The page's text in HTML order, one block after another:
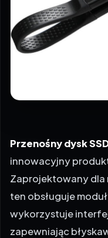
Przenośny dysk
innowacyjny
Zaprojektowany dla
ten obsługuje
wykorzystuje
zapewniając